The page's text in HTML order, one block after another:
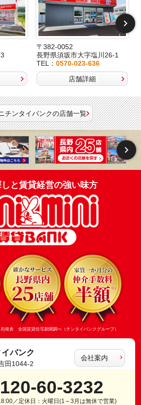
〒382-0052
長野県須坂市大字塩川26-1
TEL：0570-023-636
店舗詳細
チンタイバンクの店舗一覧
と賃貸経営の強い味方
発表 全国賃貸住宅新聞調べ（チンタイバンクグループ）
バンク
田1044-2
会社案内
60-3232
／定休日：火曜日(1～3月は無休で営業)